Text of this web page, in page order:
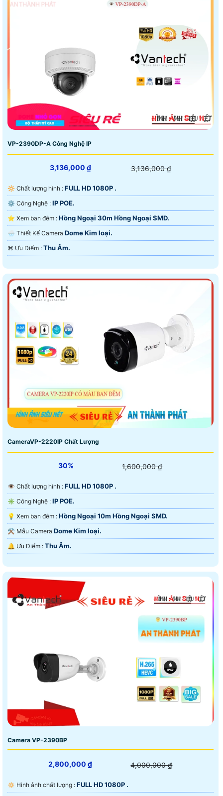
VP-2390DP-A Công Nghệ IP
3,136,000 ₫ 3,136,000 ₫
🔆 Chất lượng hình : FULL HD 1080P .
⚙ Công Nghệ : IP POE.
⭐ Xem ban đêm : Hồng Ngoại 30m Hồng Ngoại SMD.
🌧️ Thiết Kế Camera Dome Kim loại.
️⌘ Ưu Điểm : Thu Âm.
CameraVP-2220IP Chất Lượng
30% 1,600,000 ₫
👁 Chất lượng hình : FULL HD 1080P .
✳️ Công Nghệ : IP POE.
💡 Xem ban đêm : Hồng Ngoại 10m Hồng Ngoại SMD.
⚒ Mẫu Camera Dome Kim loại.
️🔔 Ưu Điểm : Thu Âm.
Camera VP-2390BP
2,800,000 ₫ 4,000,000 ₫
🔅 Hình ảnh chất lượng : FULL HD 1080P .